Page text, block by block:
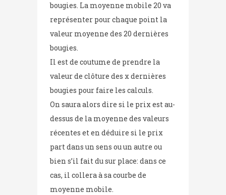
bougies. La moyenne mobile 20 va
représenter pour chaque point la
valeur moyenne des 20 dernières
bougies.
Il est de coutume de prendre la
valeur de clôture des x dernières
bougies pour faire les calculs.
On saura alors dire si le prix est au-
dessus de la moyenne des valeurs
récentes et en déduire si le prix
part dans un sens ou un autre ou
bien s’il fait du sur place: dans ce
cas, il collera à sa courbe de
moyenne mobile.